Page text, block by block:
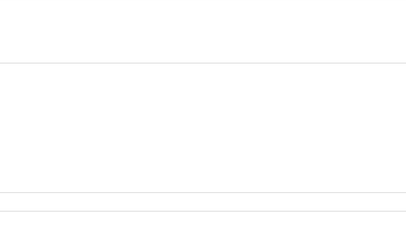
✳️自分用にストックしていた物で、裏表紙に折り目が入ってい
だった場合、値上げは許されても値下げは嬉しくないと感じる
返信が遅くなってしまってることにお詫び申し上げます。